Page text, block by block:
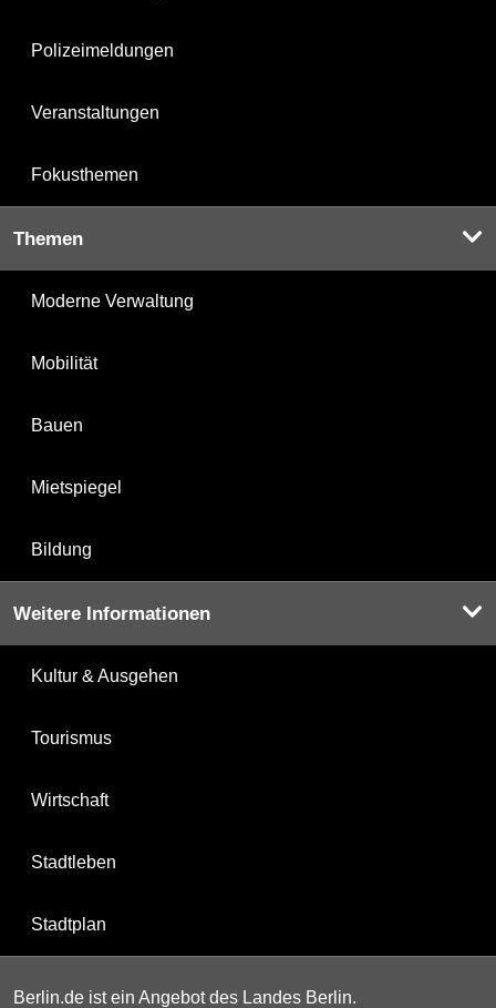
Polizeimeldungen
Veranstaltungen
Fokusthemen
Themen
Moderne Verwaltung
Mobilität
Bauen
Mietspiegel
Bildung
Weitere Informationen
Kultur & Ausgehen
Tourismus
Wirtschaft
Stadtleben
Stadtplan
Berlin.de ist ein Angebot des Landes Berlin.